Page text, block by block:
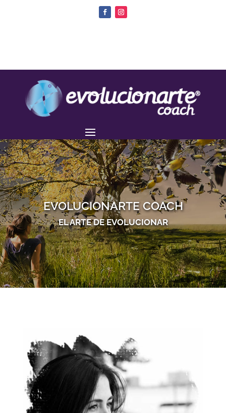
EVOLUCIONARTE COACH
EL ARTE DE EVOLUCIONAR